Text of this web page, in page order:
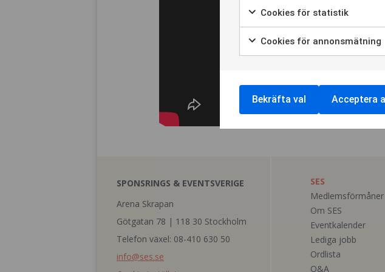
SPONSRINGS & EVENTSVERIGE
Arena Skrapan
Götgatan 78 | 118 30 Stockholm
Telefon växel: 08-410 630 50
info@ses.se
SES
Medlemsförmåner
Om SES
Eventkalender
Lediga jobb
Ordlista
Q&A
Cookies för statistik
Cookies för annonsmätning
Bekräfta val Acceptera